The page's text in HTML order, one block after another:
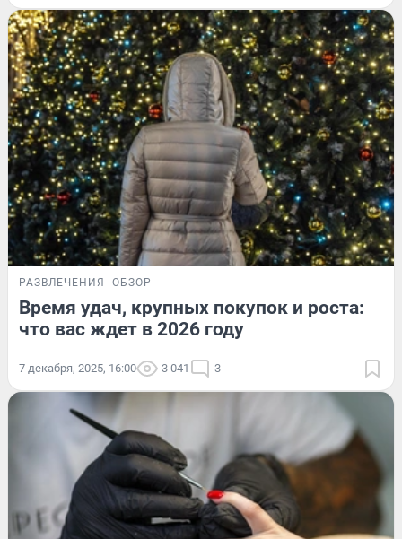
РАЗВЛЕЧЕНИЯ ОБЗОР
Время удач, крупных покупок и роста:
что вас ждет в 2026 году
7 декабря, 2025, 16:00 3 041 3